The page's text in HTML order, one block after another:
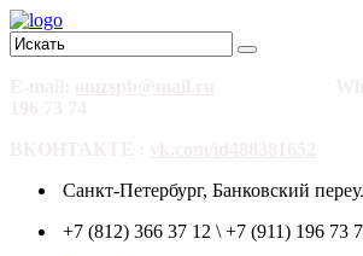
Санкт-Петербург, Банковский
+7 (812) 366 37 12 \ +7 (911) 196 73